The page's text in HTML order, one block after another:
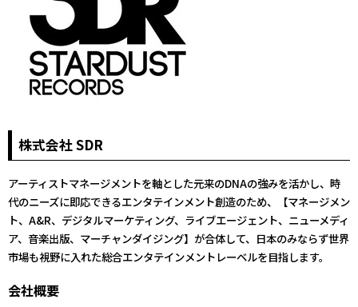
株式会社 SDR
アーティストマネージメントを軸とした元来のDNAの強みを活かし、時
代のニーズに即応できるエンタテインメント創造のため、【マネージメン
ト、A&R、デジタルマーケティング、ライブエージェント、ニューメディ
ア、音楽出版、マーチャンダイジング】が合体して、日本のみならず世界
市場も視野に入れた総合エンタテインメントレーベルを目指します。
会社概要